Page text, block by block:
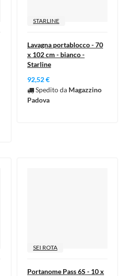
STARLINE
Lavagna portablocco - 70
x 102 cm - bianco -
Starline
92,52 €
Spedito da Magazzino
Padova
SEI ROTA
Portanome Pass 6S - 10 x